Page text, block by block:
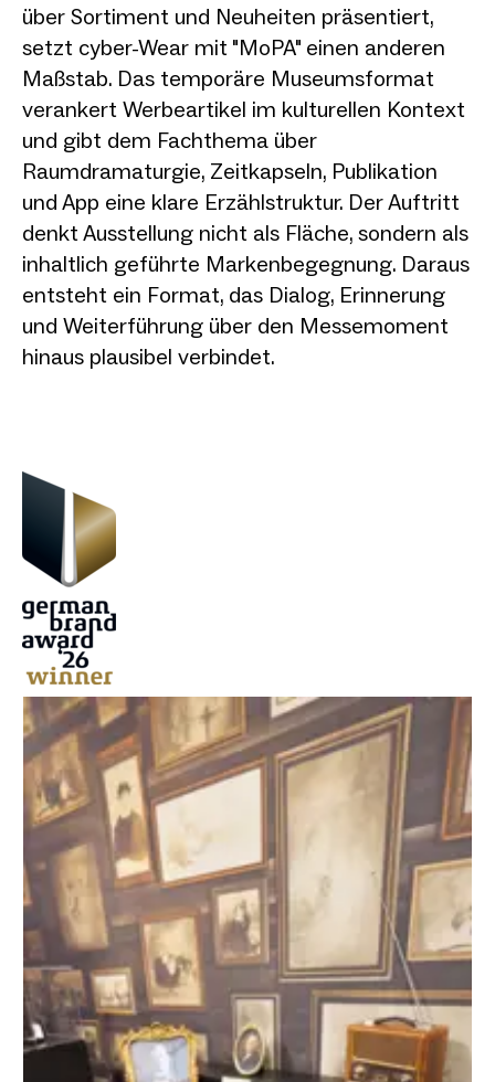
über Sortiment und Neuheiten präsentiert,
setzt cyber-Wear mit "MoPA" einen anderen
Maßstab. Das temporäre Museumsformat
verankert Werbeartikel im kulturellen Kontext
und gibt dem Fachthema über
Raumdramaturgie, Zeitkapseln, Publikation
und App eine klare Erzählstruktur. Der Auftritt
denkt Ausstellung nicht als Fläche, sondern als
inhaltlich geführte Markenbegegnung. Daraus
entsteht ein Format, das Dialog, Erinnerung
und Weiterführung über den Messemoment
hinaus plausibel verbindet.